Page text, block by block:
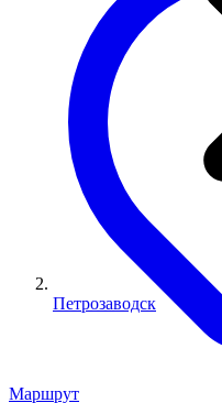
Маршрут
Петрозаводск